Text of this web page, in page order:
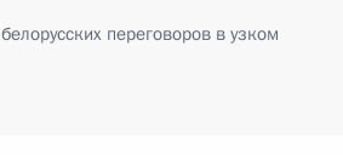
переговоров в узком